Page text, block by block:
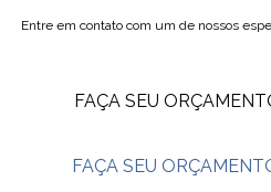
Entre em contato com um de nossos
FAÇA SEU
FAÇA SEU